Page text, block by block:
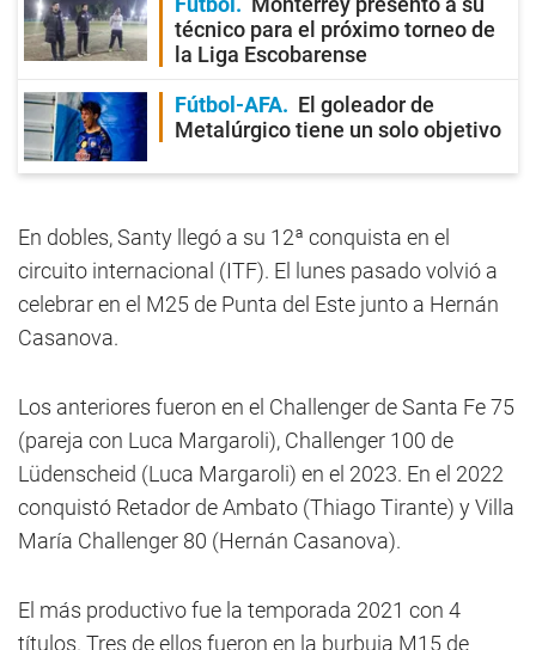
técnico para el próximo torneo de
la Liga Escobarense
Fútbol-AFA
El goleador de
Metalúrgico tiene un solo objetivo
En dobles, Santy llegó a su 12ª conquista en el
circuito internacional (ITF). El lunes pasado volvió a
celebrar en el M25 de Punta del Este junto a Hernán
Casanova.
Los anteriores fueron en el Challenger de Santa Fe 75
(pareja con Luca Margaroli), Challenger 100 de
Lüdenscheid (Luca Margaroli) en el 2023. En el 2022
conquistó Retador de Ambato (Thiago Tirante) y Villa
María Challenger 80 (Hernán Casanova).
El más productivo fue la temporada 2021 con 4
títulos. Tres de ellos fueron en la burbuja M15 de